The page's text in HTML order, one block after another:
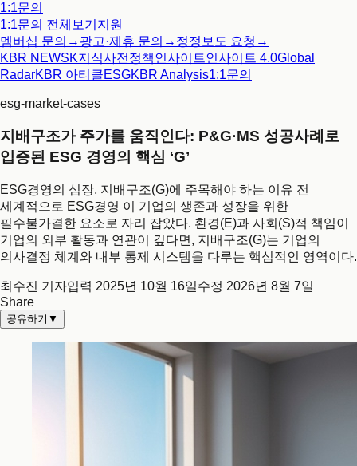
1:1문의
1:1문의 전체보기 지원
멤버십 문의 → 광고·제휴 문의 → 정정보도 요청 →
KBR NEWSK지식사전 정책인사이트인사이트 4.0Global
RadarKBR 아티클ESGKBR Analysis1:1문의
esg-market-cases
지배구조가 주가를 움직인다: P&G·MS 성공사례로
입증된 ESG 경영의 핵심 ‘G’
ESG경영의 심장, 지배구조(G)에 주목해야 하는 이유 전
세계적으로 ESG경영 이 기업의 생존과 성장을 위한
필수불가결한 요소로 자리 잡았다. 환경(E)과 사회(S)적 책임이
기업의 외부 활동과 연관이 깊다면, 지배구조(G)는 기업의
의사결정 체계와 내부 통제 시스템을 다루는 핵심적인 영역이다.
최수진 기자입력 2025년 10월 16일수정 2026년 8월 7일
Share
공유하기 ▼